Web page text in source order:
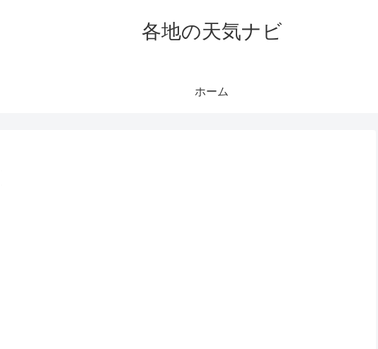
各地の天気ナビ
ホーム